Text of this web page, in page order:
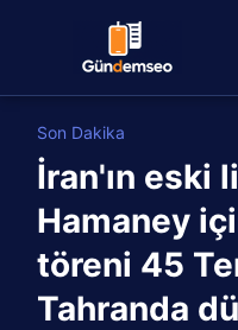
Son Dakika
İran'ın eski
Hamaney
töreni 45
Tahranda